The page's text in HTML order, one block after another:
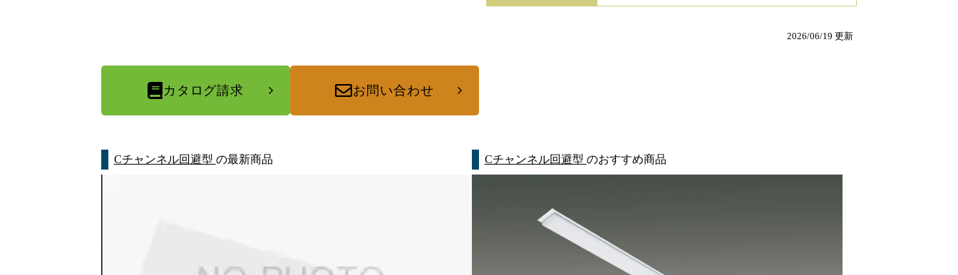
2026/06/19 更新
カタログ請求 お問い合わせ
Cチャンネル回避型 の最新商品 Cチャンネル回避型 のおすすめ商品